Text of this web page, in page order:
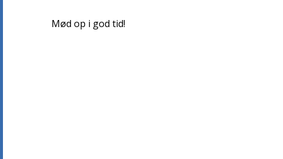
Mød op i god tid!